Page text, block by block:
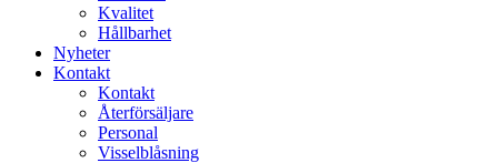
Kvalitet
Hållbarhet
Nyheter
Kontakt
Kontakt
Återförsäljare
Personal
Visselblåsning